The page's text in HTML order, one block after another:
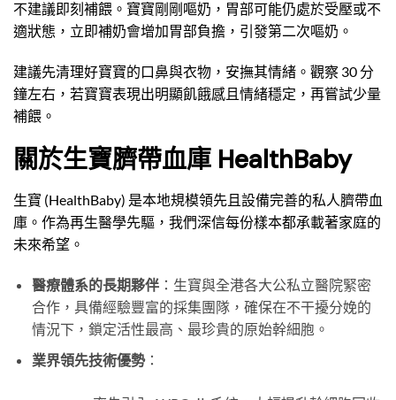
不建議即刻補餵。寶寶剛剛嘔奶，胃部可能仍處於受壓或不
適狀態，立即補奶會增加胃部負擔，引發第二次嘔奶。
建議先清理好寶寶的口鼻與衣物，安撫其情緒。觀察 30 分
鐘左右，若寶寶表現出明顯飢餓感且情緒穩定，再嘗試少量
補餵。
關於生寶臍帶血庫 HealthBaby
生寶 (HealthBaby) 是本地規模領先且設備完善的私人臍帶血
庫。作為再生醫學先驅，我們深信每份樣本都承載著家庭的
未來希望。
醫療體系的長期夥伴：生寶與全港各大公私立醫院緊密
合作，具備經驗豐富的採集團隊，確保在不干擾分娩的
情況下，鎖定活性最高、最珍貴的原始幹細胞。
業界領先技術優勢：